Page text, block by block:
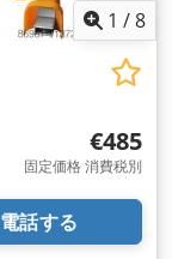
1 /8
€485
固定価格 消費税別
電話する